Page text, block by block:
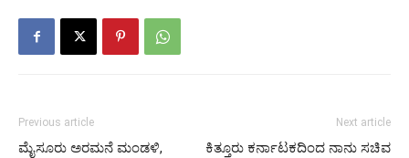
Previous article
ಮೈಸೂರು ಅರಮನೆ ಮಂಡಳಿ,
Next article
ಕಿತ್ತೂರು ಕರ್ನಾಟಕದಿಂದ ನಾನು ಸಚಿವ